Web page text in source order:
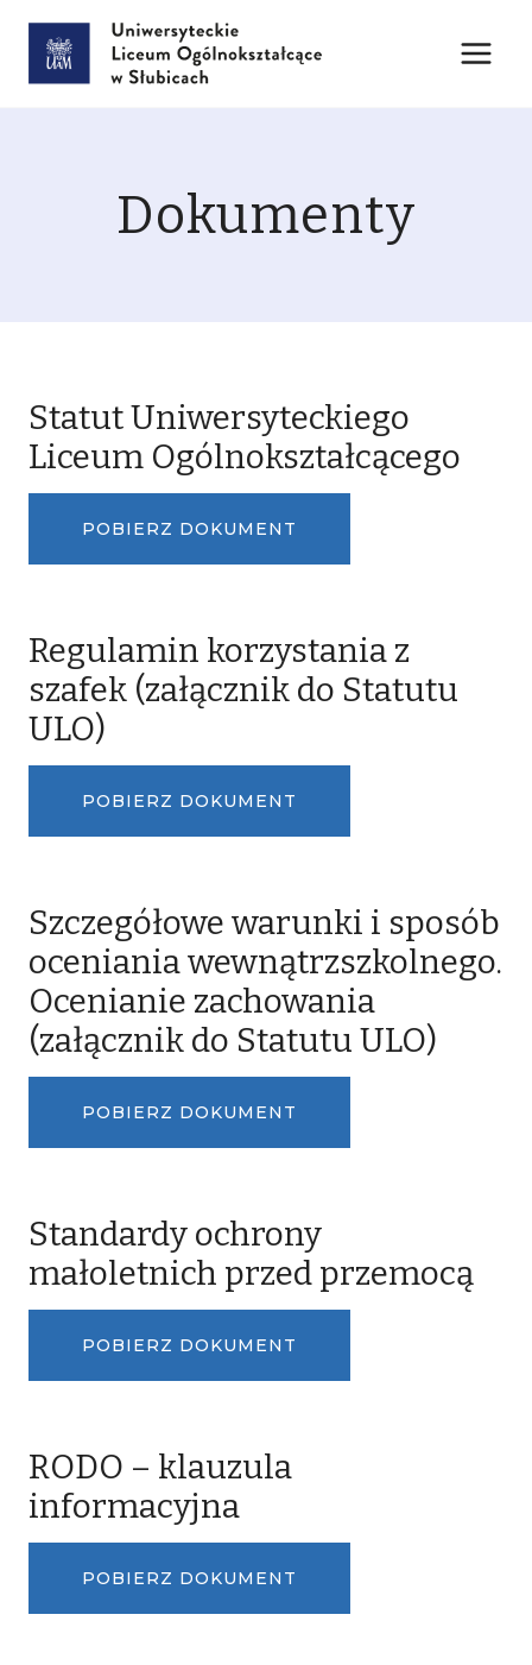
treści
Dokumenty
Statut Uniwersyteckiego
Liceum Ogólnokształcącego
POBIERZ DOKUMENT
Regulamin korzystania z
szafek (załącznik do Statutu
ULO)
POBIERZ DOKUMENT
Szczegółowe warunki i sposób
oceniania wewnątrzszkolnego.
Ocenianie zachowania
(załącznik do Statutu ULO)
POBIERZ DOKUMENT
Standardy ochrony
małoletnich przed przemocą
POBIERZ DOKUMENT
RODO – klauzula
informacyjna
POBIERZ DOKUMENT